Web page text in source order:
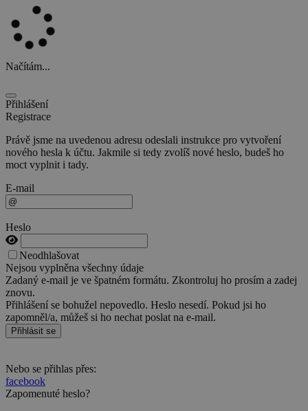
Načítám...
Přihlášení
Registrace
Právě jsme na uvedenou adresu odeslali instrukce pro vytvoření
nového hesla k účtu. Jakmile si tedy zvolíš nové heslo, budeš ho
moct vyplnit i tady.
E-mail
Heslo
Neodhlašovat
Nejsou vyplněna všechny údaje
Zadaný e-mail je ve špatném formátu. Zkontroluj ho prosím a zadej
znovu.
Přihlášení se bohužel nepovedlo. Heslo nesedí. Pokud jsi ho
zapomněl/a, můžeš si ho nechat poslat na e-mail.
Přihlásit se
Nebo se přihlas přes:
facebook
Zapomenuté heslo?